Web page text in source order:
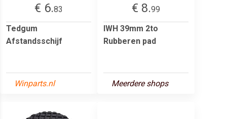
€ 6.83
Tedgum
Afstandsschijf
Winparts.nl
€ 8.99
IWH 39mm 2to
Rubberen pad
Meerdere shops